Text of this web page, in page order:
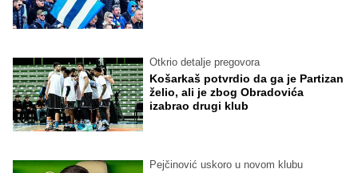
Otkrio detalje pregovora
Košarkaš potvrdio da ga je Partizan
želio, ali je zbog Obradovića
izabrao drugi klub
Pejčinović uskoro u novom klubu